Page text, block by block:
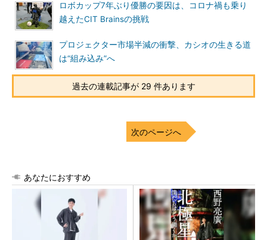
ロボカップ7年ぶり優勝の要因は、コロナ禍も乗り
越えたCIT Brainsの挑戦
プロジェクター市場半減の衝撃、カシオの生きる道
は“組み込み”へ
過去の連載記事が 29 件あります
次のページへ
あなたにおすすめ